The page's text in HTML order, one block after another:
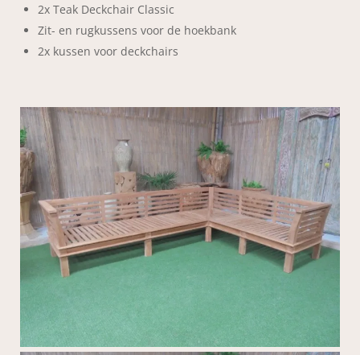
2x Teak Deckchair Classic
Zit- en rugkussens voor de hoekbank
2x kussen voor deckchairs